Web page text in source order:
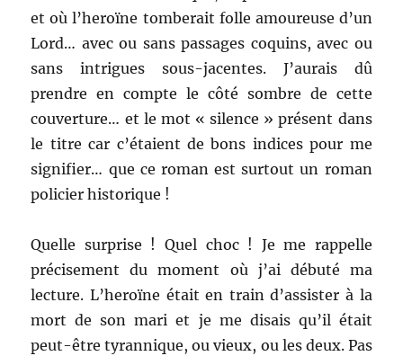
et où l’heroïne tomberait folle amoureuse d’un
Lord… avec ou sans passages coquins, avec ou
sans intrigues sous-jacentes. J’aurais dû
prendre en compte le côté sombre de cette
couverture… et le mot « silence » présent dans
le titre car c’étaient de bons indices pour me
signifier… que ce roman est surtout un roman
policier historique !
Quelle surprise ! Quel choc ! Je me rappelle
précisement du moment où j’ai débuté ma
lecture. L’heroïne était en train d’assister à la
mort de son mari et je me disais qu’il était
peut-être tyrannique, ou vieux, ou les deux. Pas